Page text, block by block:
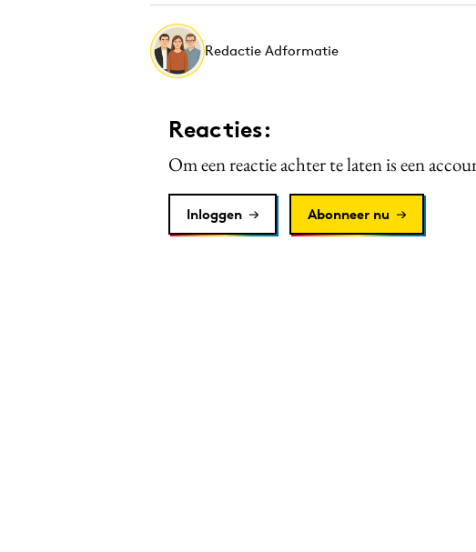
Redactie Adformatie
Reacties:
Om een reactie achter te laten is een
Inloggen Abonneer nu